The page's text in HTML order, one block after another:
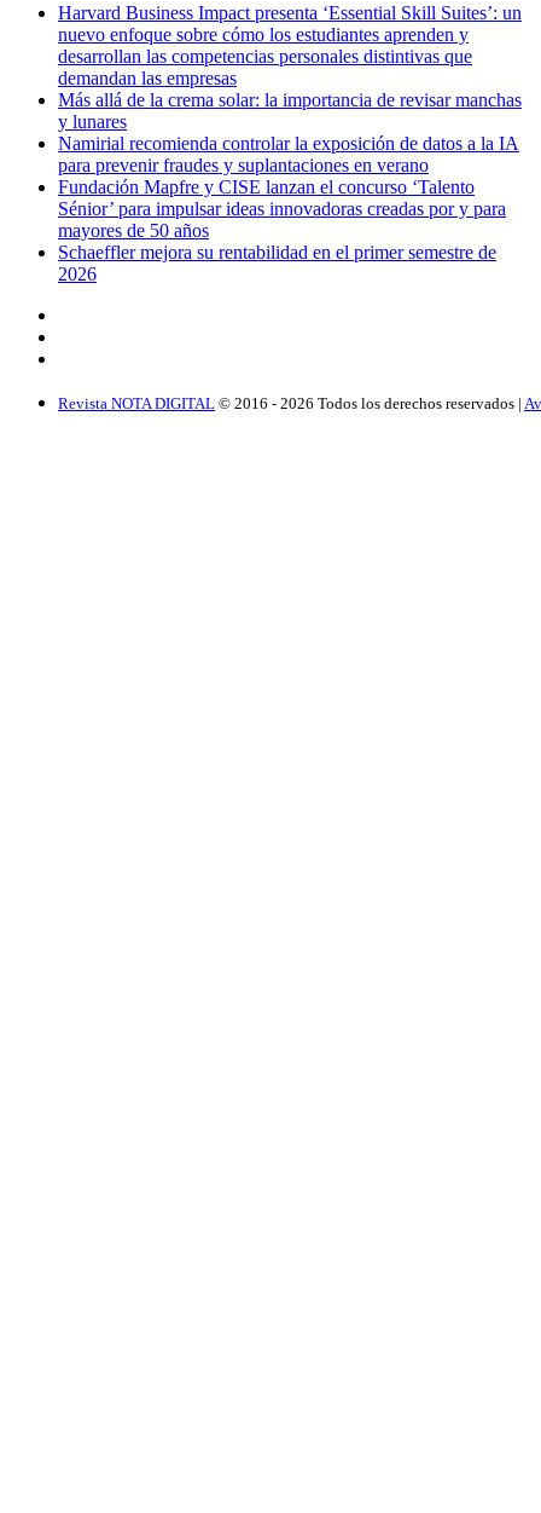
Harvard Business Impact presenta ‘Essential Skill Suites’: un
nuevo enfoque sobre cómo los estudiantes aprenden y
desarrollan las competencias personales distintivas que
demandan las empresas
Más allá de la crema solar: la importancia de revisar manchas
y lunares
Namirial recomienda controlar la exposición de datos a la IA
para prevenir fraudes y suplantaciones en verano
Fundación Mapfre y CISE lanzan el concurso ‘Talento
Sénior’ para impulsar ideas innovadoras creadas por y para
mayores de 50 años
Schaeffler mejora su rentabilidad en el primer semestre de
2026
Revista NOTA DIGITAL © 2016 - 2026 Todos los derechos reservados |